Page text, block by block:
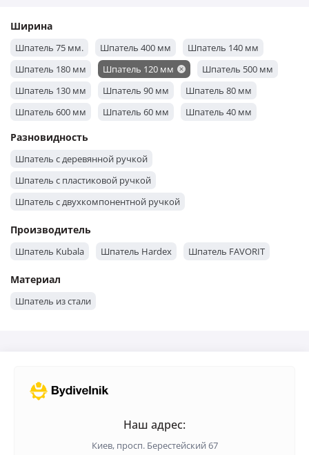
Ширина
Шпатель 75 мм. Шпатель 400 мм
Шпатель 140 мм
Шпатель 180 мм
Шпатель 120 мм
Шпатель 500 мм
Шпатель 130 мм
Шпатель 90 мм
Шпатель 80 мм
Шпатель 600 мм
Шпатель 60 мм
Шпатель 40 мм
Шпатель 350 мм
Шпатель 200 мм
Шпатель 150 мм
Шпатель 125 мм
Шпатель 450 мм
Разновидность
Шпатель с деревянной ручкой
Шпатель с пластиковой ручкой
Шпатель с двухкомпонентной ручкой
Производитель
Шпатель Kubala Шпатель Hardex Шпатель FAVORIT
Материал
Шпатель из стали
Наш адрес:
Киев, просп. Берестейский 67